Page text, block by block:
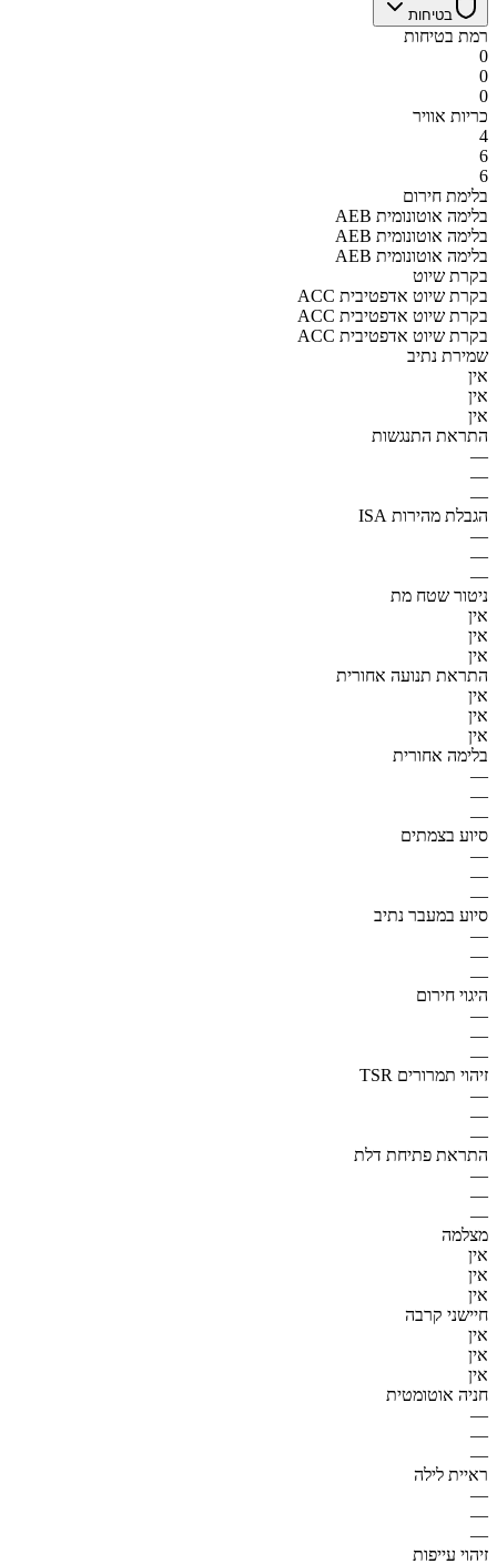
בטיחות
רמת בטיחות
0
0
0
כריות אוויר
4
6
6
בלימת חירום
AEB בלימה אוטונומית
AEB בלימה אוטונומית
AEB בלימה אוטונומית
בקרת שיוט
ACC בקרת שיוט אדפטיבית
ACC בקרת שיוט אדפטיבית
ACC בקרת שיוט אדפטיבית
שמירת נתיב
אין
אין
אין
התראת התנגשות
—
—
—
הגבלת מהירות ISA
—
—
—
ניטור שטח מת
אין
אין
אין
התראת תנועה אחורית
אין
אין
אין
בלימה אחורית
—
—
—
סיוע בצמתים
—
—
—
סיוע במעבר נתיב
—
—
—
היגוי חירום
—
—
—
זיהוי תמרורים TSR
—
—
—
התראת פתיחת דלת
—
—
—
מצלמה
אין
אין
אין
חיישני קרבה
אין
אין
אין
חניה אוטומטית
—
—
—
ראיית לילה
—
—
—
זיהוי עייפות